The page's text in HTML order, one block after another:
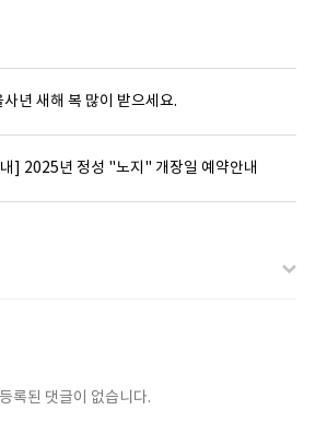
년 새해 복 많이 받으세요.
내] 2025년 정성 "노지" 개장일 예약안내
등록된 댓글이 없습니다.